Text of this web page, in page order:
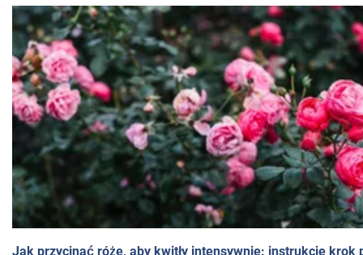
Jak przycinać róże, aby kwitły intensywnie: instrukcje krok